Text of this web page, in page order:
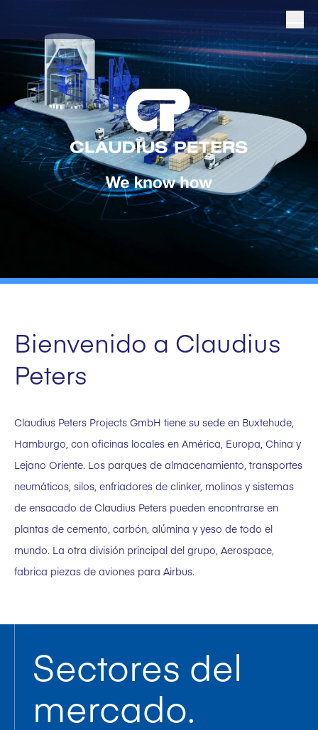
Bienvenido a Claudius
Peters
Claudius Peters Projects GmbH tiene su sede en Buxtehude,
Hamburgo, con oficinas locales en América, Europa, China y
Lejano Oriente. Los parques de almacenamiento, transportes
neumáticos, silos, enfriadores de clinker, molinos y sistemas
de ensacado de Claudius Peters pueden encontrarse en
plantas de cemento, carbón, alúmina y yeso de todo el
mundo. La otra división principal del grupo, Aerospace,
fabrica piezas de aviones para Airbus.
Sectores del
mercado.